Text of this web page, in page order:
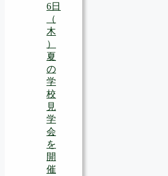
6日
（
木
）
夏
の
学
校
見
学
会
を
開
催